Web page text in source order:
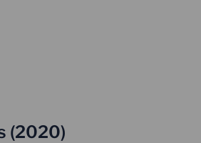
(2020)